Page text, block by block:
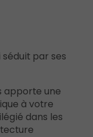
par ses
apporte une
à votre
dans les